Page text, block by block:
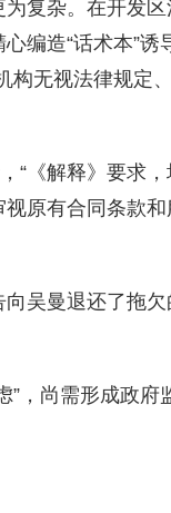
杂。在开发区
编造“话术本”
无视法律规定
《解释》要求，
原有合同条款
曼退还了拖欠
尚需形成政府